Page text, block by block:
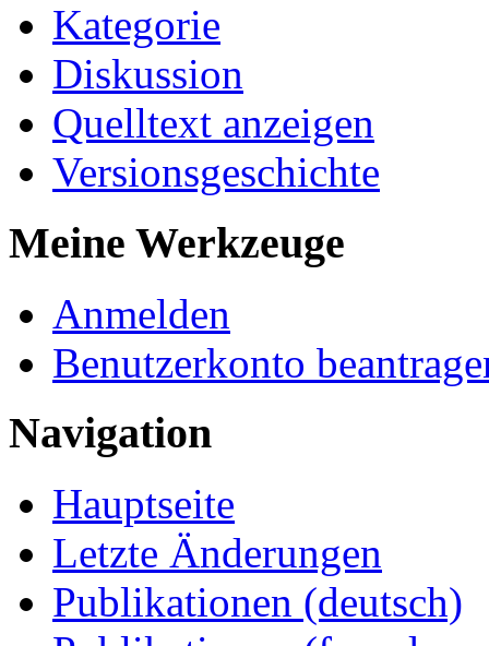
Kategorie
Diskussion
Quelltext anzeigen
Versionsgeschichte
Meine Werkzeuge
Anmelden
Benutzerkonto
Navigation
Hauptseite
Letzte Änderungen
Publikationen (deutsch)